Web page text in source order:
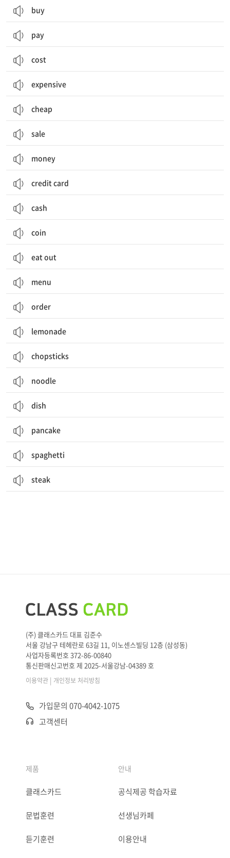
buy
pay
cost
expensive
cheap
sale
money
credit card
cash
coin
eat out
menu
order
lemonade
chopsticks
noodle
dish
pancake
spaghetti
steak
(주) 클래스카드 대표 김준수
서울 강남구 테헤란로 63길 11, 이노센스빌딩 12층 (삼성동)
사업자등록번호 372-86-00840
통신판매신고번호 제 2025-서울강남-04389 호
이용약관 | 개인정보 처리방침
가입문의 070-4042-1075
고객센터
제품
클래스카드
문법훈련
듣기훈련
안내
공식제공 학습자료
선생님카페
이용안내